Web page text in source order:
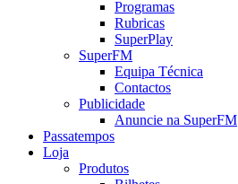
Programas
Rubricas
SuperPlay
SuperFM
Equipa Técnica
Contactos
Publicidade
Anuncie na SuperFM
Passatempos
Loja
Produtos